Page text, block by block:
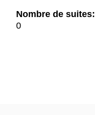
Nombre de suites:
0